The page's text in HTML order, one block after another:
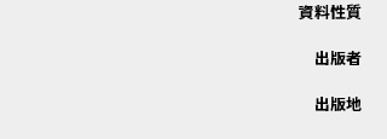
資料性質
出版者
出版地